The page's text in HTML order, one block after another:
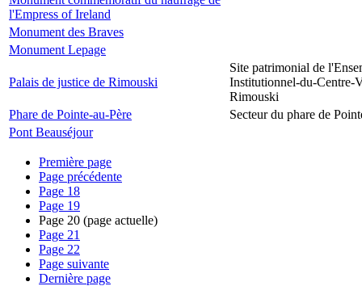
l'Empress of Ireland
Monument des Braves
Monument Lepage
Palais de justice de Rimouski
Site patrimonial de
Institutionnel-du-Centre-
Rimouski
Phare de Pointe-au-Père
Secteur du phare de
Pont Beauséjour
Première page
Page précédente
Page 18
Page 19
Page 20 (page actuelle)
Page 21
Page 22
Page suivante
Dernière page